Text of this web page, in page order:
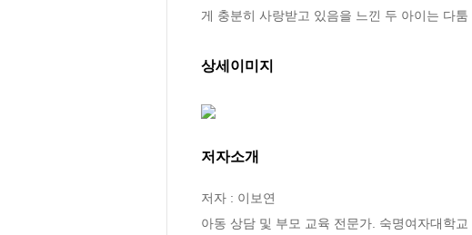
게 충분히 사랑받고 있음을 느낀 두 아이는 다
상세이미지
저자소개
저자 : 이보연
아동 상담 및 부모 교육 전문가. 숙명여자대학